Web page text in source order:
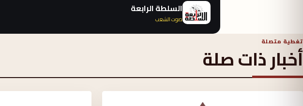
السلطة الرابعة
صوت الشعب
تغطية متصلة
أخبار ذات صلة